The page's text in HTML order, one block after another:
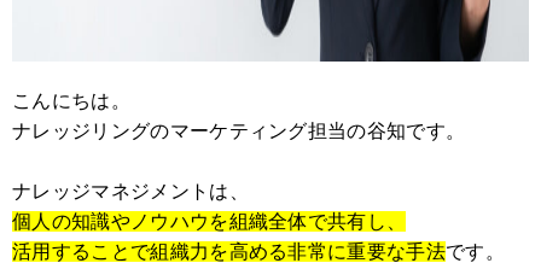
こんにちは。
ナレッジリングのマーケティング担当の谷知です。
ナレッジマネジメントは、
個人の知識やノウハウを組織全体で共有し、
活用することで組織力を高める非常に重要な手法です。